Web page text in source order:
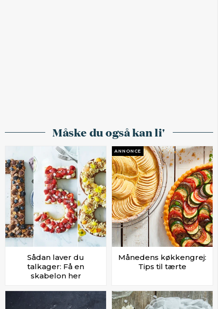
Måske du også kan li'
Sådan laver du
talkager: Få en
skabelon her
ANNONCE
Månedens køkkengrej:
Tips til tærte